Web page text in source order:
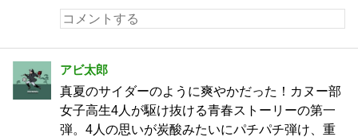
アビ太郎
真夏のサイダーのように爽やかだった！カヌー部
女子高生4人が駆け抜ける青春ストーリーの第一
弾。4人の思いが炭酸みたいにパチパチ弾け、重